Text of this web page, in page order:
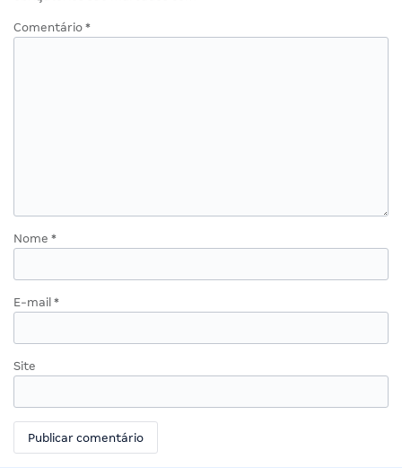
Comentário *
Nome *
E-mail *
Site